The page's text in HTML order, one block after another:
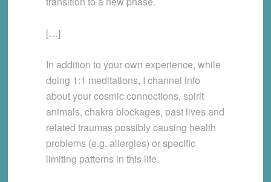
[…]
In addition to your own experience, while
doing 1:1 meditations, I channel info
about your cosmic connections, spirit
animals, chakra blockages, past lives and
related traumas possibly causing health
problems (e.g. allergies) or specific
limiting patterns in this life.